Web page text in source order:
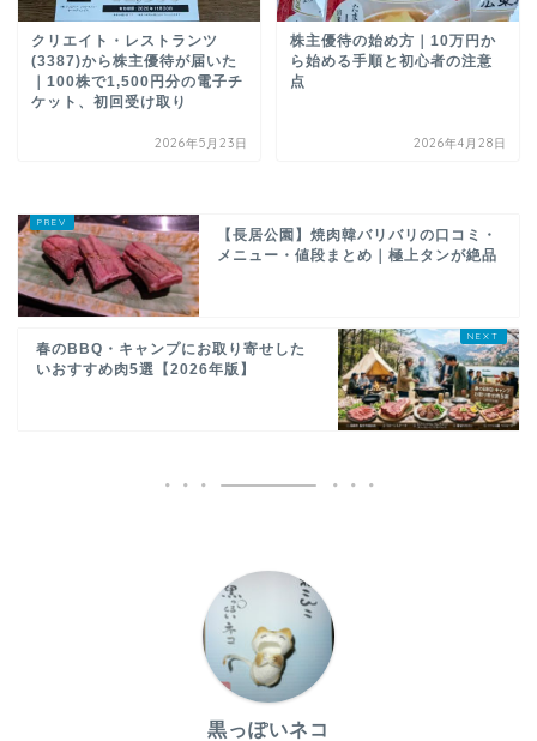
クリエイト・レストランツ
(3387)から株主優待が届いた
｜100株で1,500円分の電子チ
ケット、初回受け取り
2026年5月23日
株主優待の始め方｜10万円か
ら始める手順と初心者の注意
点
2026年4月28日
【長居公園】焼肉韓バリバリの口コミ・
メニュー・値段まとめ｜極上タンが絶品
春のBBQ・キャンプにお取り寄せした
いおすすめ肉5選【2026年版】
黒っぽいネコ